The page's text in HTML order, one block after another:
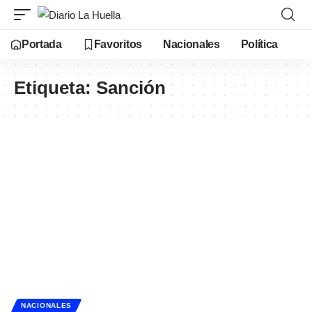
Portada Favoritos Nacionales Política
Etiqueta: Sanción
NACIONALES